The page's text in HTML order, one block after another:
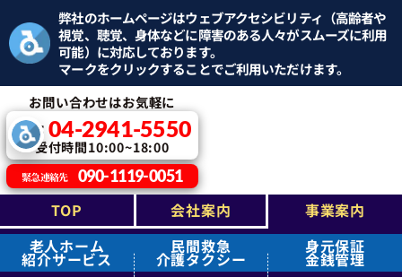
弊社のホームページはウェブアクセシビリティ（高齢者や
視覚、聴覚、身体などに障害のある人々がスムーズに利用
可能）に対応しております。
マークをクリックすることでご利用いただけます。
お問い合わせはお気軽に
TEL：04-2941-5550
受付時間10:00~18:00
緊急連絡先 090-1119-0051
TOP 会社案内
事業案内
老人ホーム
紹介サービス
民間救急
介護タクシー
身元保証
金銭管理